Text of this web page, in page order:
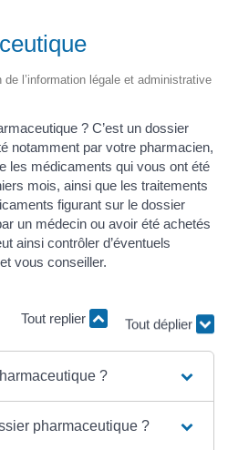
l’information légale et administrative
? C’est un dossier
notamment par votre pharmacien,
les médicaments qui vous ont été
mois, ainsi que les traitements
figurant sur le dossier
un médecin ou avoir été achetés
ainsi contrôler d’éventuels
vous conseiller.
Tout replier
Tout déplier
?
pharmaceutique ?